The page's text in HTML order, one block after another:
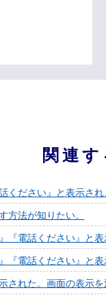
関連
ください』と表示さ
方法が知りたい。
『電話ください』と
『電話ください』と
された。画面の表示を